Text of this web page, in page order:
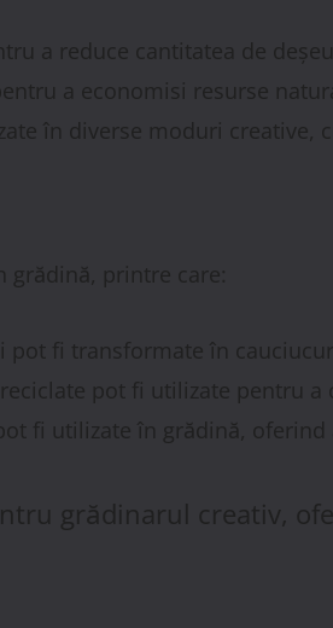
a reduce cantitatea de
a economisi resurse
în diverse moduri
grădină, printre care:
pot fi transformate în
pot fi utilizate pentru
fi utilizate în grădină, oferind
grădinarul creativ,